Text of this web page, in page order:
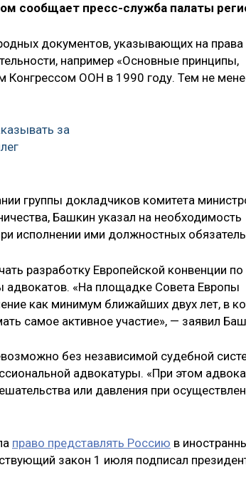
сообщает пресс-служба палаты
документов, указывающих на права
например «Основные принципы,
ООН в 1990 году. Тем не
за
группы докладчиков комитета
Башкин указал на необходимость
исполнении ими должностных
разработку Европейской конвенции по
«На площадке Совета Европы
как минимум ближайших двух лет, в
самое активное участие», — заявил
без независимой судебной
адвокатуры. «При этом
или давления при
право представлять Россию в
закон 1 июля подписал